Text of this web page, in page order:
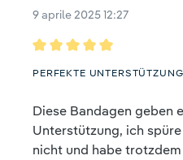
9 aprile 2025 12:27
Recensione con
PERFEKTE UNTERSTÜTZUNG
Diese Bandagen geben
Unterstützung, ich
nicht und habe